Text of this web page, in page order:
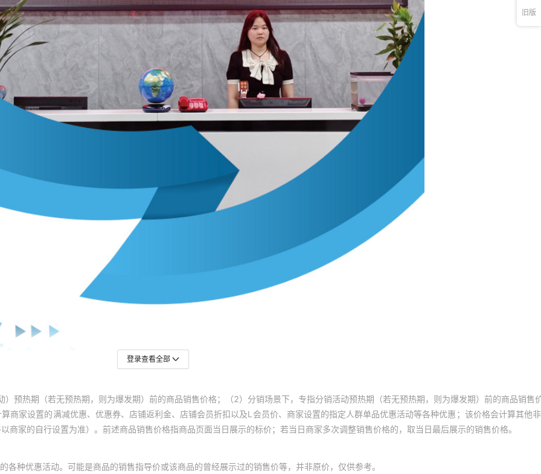
登录查看全部
预热期（若无预热期，则为爆发期）前的商品销售价格；（2）分销场景下，专指分销活动预热期（若无预热期，则为爆发期）前的商品销售
商家设置的满减优惠、优惠券、店铺返利金、店铺会员折扣以及L会员价、商家设置的指定人群单品优惠活动等各种优惠；该价格会计算其他
家的自行设置为准）。前述商品销售价格指商品页面当日展示的标价；若当日商家多次调整销售价格的，取当日最后展示的销售价格。
种优惠活动。可能是商品的销售指导价或该商品的曾经展示过的销售价等，并非原价，仅供参考。
旧版